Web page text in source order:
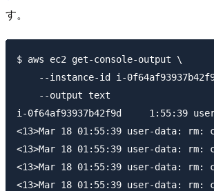
す。
$ aws ec2 get-console-output \
--instance-id i-
    --output text
i-0f64af93937b42f9d     1:55:39
<13>Mar 18 01:55:39 user-data:
<13>Mar 18 01:55:39 user-data:
<13>Mar 18 01:55:39 user-data:
<13>Mar 18 01:55:39 user-data: rm: